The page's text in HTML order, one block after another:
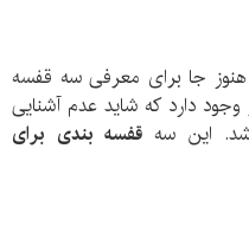
هنوز جا برای معرفی سه قفسه
دارد که شاید عدم آشنایی
این سه قفسه بندی برای